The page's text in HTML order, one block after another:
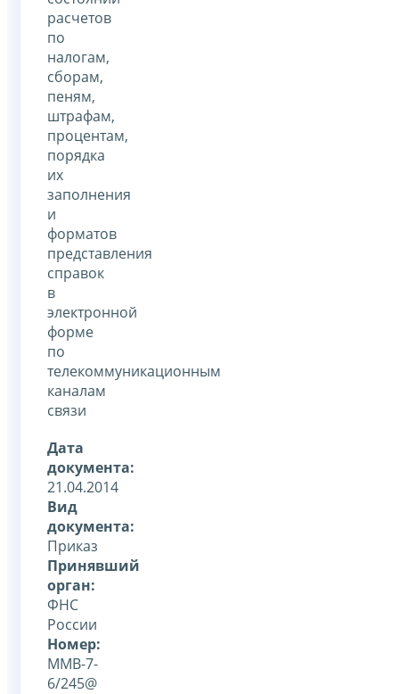
расчетов
по
налогам,
сборам,
пеням,
штрафам,
процентам,
порядка
их
заполнения
и
форматов
представления
справок
в
электронной
форме
по
телекоммуникационным
каналам
связи
Дата
документа:
21.04.2014
Вид
документа:
Приказ
Принявший
орган:
ФНС
России
Номер:
ММВ-7-
6/245@